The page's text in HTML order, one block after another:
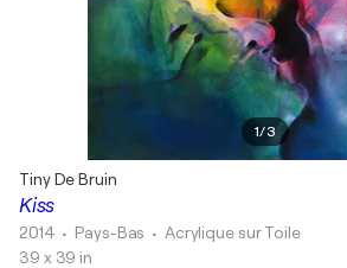
1/3
Kiss
Tiny De Bruin
2014 • Pays-Bas • Acrylique sur Toile
39 x 39 in